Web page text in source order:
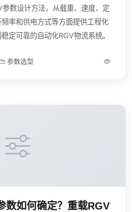
数设计方法，从载重、速度、定
率和供电方式等方面提供工程化
定可靠的自动化RGV物流系统。
参数选型
数如何确定？重载RGV